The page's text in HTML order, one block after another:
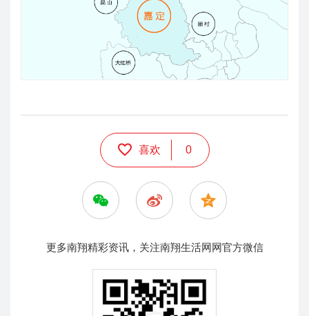
喜欢 0
更多南翔精彩资讯，关注南翔生活网网官方微信